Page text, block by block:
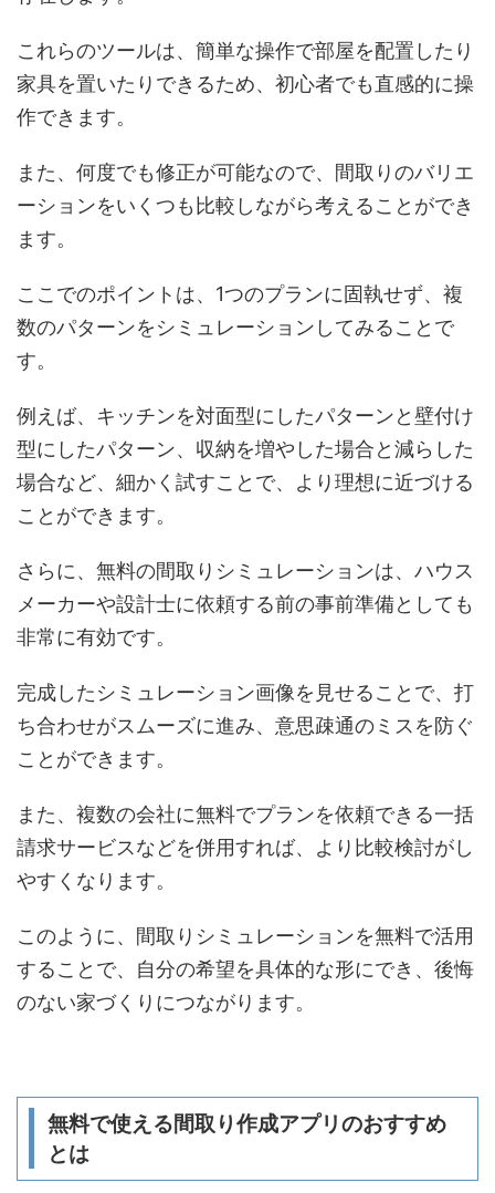
これらのツールは、簡単な操作で部屋を配置したり
家具を置いたりできるため、初心者でも直感的に操
作できます。
また、何度でも修正が可能なので、間取りのバリエ
ーションをいくつも比較しながら考えることができ
ます。
ここでのポイントは、1つのプランに固執せず、複
数のパターンをシミュレーションしてみることで
す。
例えば、キッチンを対面型にしたパターンと壁付け
型にしたパターン、収納を増やした場合と減らした
場合など、細かく試すことで、より理想に近づける
ことができます。
さらに、無料の間取りシミュレーションは、ハウス
メーカーや設計士に依頼する前の事前準備としても
非常に有効です。
完成したシミュレーション画像を見せることで、打
ち合わせがスムーズに進み、意思疎通のミスを防ぐ
ことができます。
また、複数の会社に無料でプランを依頼できる一括
請求サービスなどを併用すれば、より比較検討がし
やすくなります。
このように、間取りシミュレーションを無料で活用
することで、自分の希望を具体的な形にでき、後悔
のない家づくりにつながります。
無料で使える間取り作成アプリのおすすめ
とは